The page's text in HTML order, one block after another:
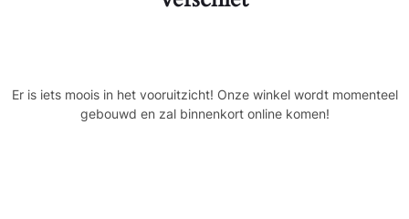
Er is iets moois in het vooruitzicht! Onze winkel wordt momenteel
gebouwd en zal binnenkort online komen!